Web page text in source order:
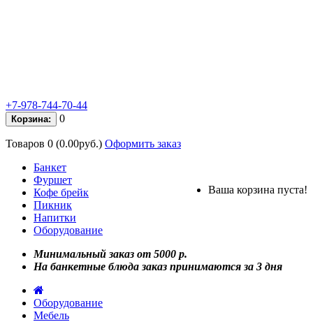
+7-978-744-70-44
Корзина: 0
Товаров 0 (0.00руб.) Оформить заказ
Ваша корзина пуста!
Банкет
Фуршет
Кофе брейк
Пикник
Напитки
Оборудование
Минимальный заказ от 5000 р.
На банкетные блюда заказ принимаются за 3 дня
Оборудование
Мебель